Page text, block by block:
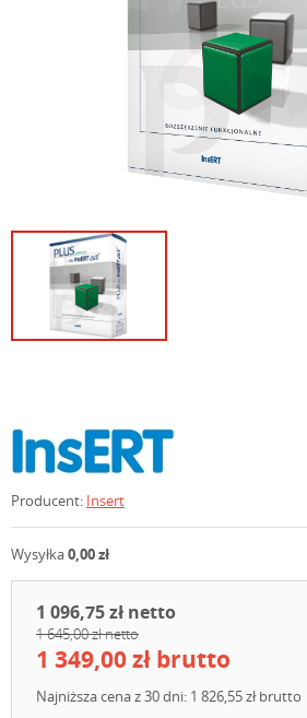
Producent: Insert
Wysyłka0,00 zł
1 096,75 zł netto
1 645,00 zł netto
1 349,00 zł brutto
Najniższa cena z 30 dni: 1 826,55 zł brutto